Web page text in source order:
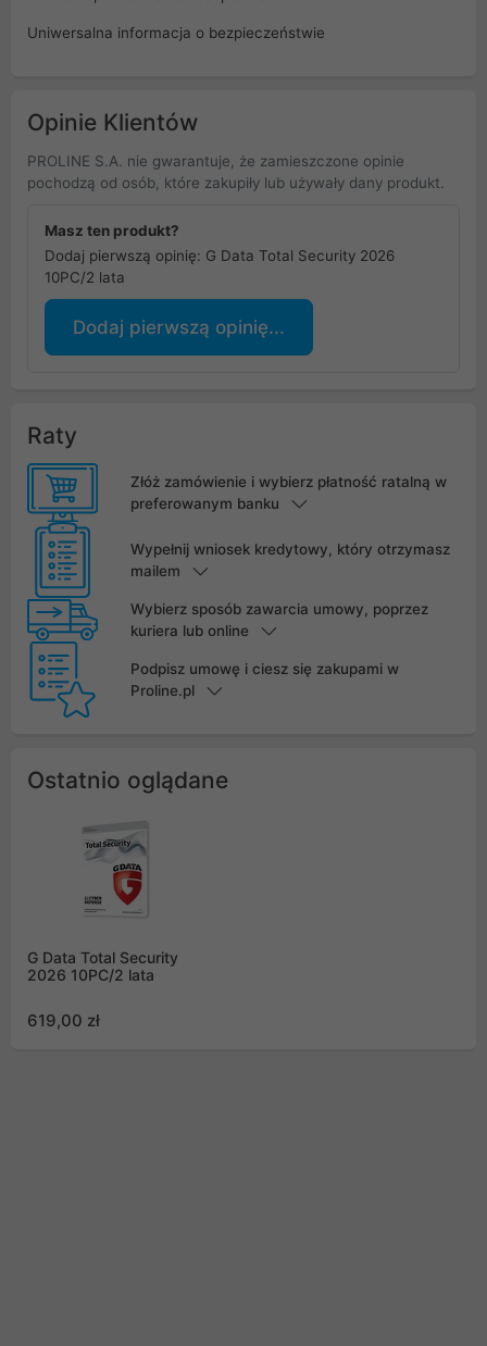
Uniwersalna informacja o bezpieczeństwie
Opinie Klientów
PROLINE S.A. nie gwarantuje, że zamieszczone opinie
pochodzą od osób, które zakupiły lub używały dany produkt.
Masz ten produkt?
Dodaj pierwszą opinię: G Data Total Security 2026
10PC/2 lata
Dodaj pierwszą opinię...
Raty
Złóż zamówienie i wybierz płatność ratalną w
preferowanym banku
Wypełnij wniosek kredytowy, który otrzymasz
mailem
Wybierz sposób zawarcia umowy, poprzez
kuriera lub online
Podpisz umowę i ciesz się zakupami w
Proline.pl
Ostatnio oglądane
G Data Total Security
2026 10PC/2 lata
619,00 zł